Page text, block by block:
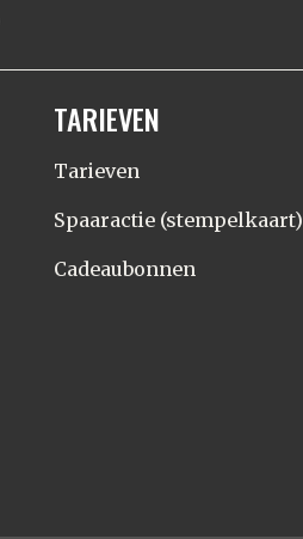
TARIEVEN
Tarieven
Spaaractie (stempelkaart)
Cadeaubonnen